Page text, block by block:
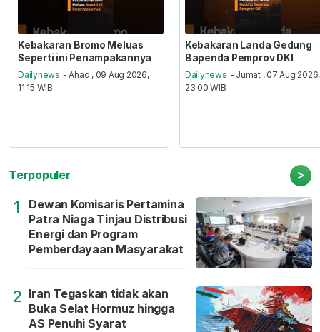
Kebakaran Bromo Meluas
Seperti ini Penampakannya
Dailynews - Ahad , 09 Aug 2026,
11:15 WIB
Kebakaran Landa Gedung
Bapenda Pemprov DKI
Dailynews - Jumat , 07 Aug 2026,
23:00 WIB
Terpopuler >
1
Dewan Komisaris Pertamina
Patra Niaga Tinjau Distribusi
Energi dan Program
Pemberdayaan Masyarakat
2 Iran Tegaskan tidak akan
Buka Selat Hormuz hingga
AS Penuhi Syarat